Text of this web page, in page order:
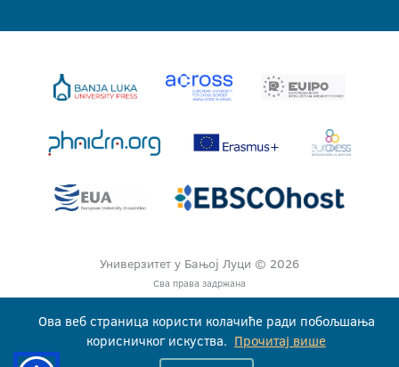
Универзитет у Бањој Луци © 2026
Сва права задржана
Ова веб страница користи колачиће ради побољшања
корисничког искуства. Прочитај више